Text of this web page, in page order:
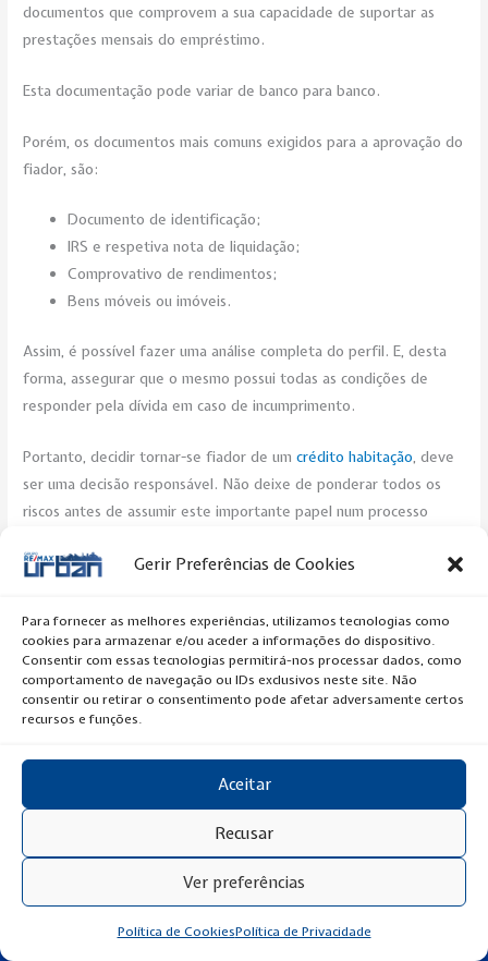
Gerir Preferências de Cookies
Para fornecer as melhores experiências, utilizamos tecnologias como
cookies para armazenar e/ou aceder a informações do dispositivo.
Consentir com essas tecnologias permitirá-nos processar dados, como
comportamento de navegação ou IDs exclusivos neste site. Não
consentir ou retirar o consentimento pode afetar adversamente certos
recursos e funções.
Aceitar
Recusar
Ver preferências
Política de CookiesPolítica de Privacidade
documentos que comprovem a sua capacidade de suportar as
prestações mensais do empréstimo.
Esta documentação pode variar de banco para banco.
Porém, os documentos mais comuns exigidos para a aprovação do
fiador, são:
Documento de identificação;
IRS e respetiva nota de liquidação;
Comprovativo de rendimentos;
Bens móveis ou imóveis.
Assim, é possível fazer uma análise completa do perfil. E, desta
forma, assegurar que o mesmo possui todas as condições de
responder pela dívida em caso de incumprimento.
Portanto, decidir tornar-se fiador de umcrédito habitação, deve
ser uma decisão responsável. Não deixe de ponderar todos os
riscos antes de assumir este importante papel num processo
←Previous Artigo Next Artigo
Copyright © 2020 RE/MAX Urban